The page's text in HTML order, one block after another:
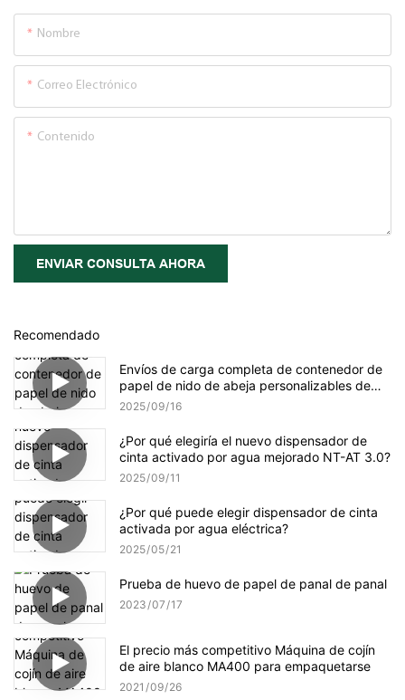
Nombre
Correo Electrónico
Contenido
ENVIAR CONSULTA AHORA
Recomendado
Envíos de carga completa de contenedor de
papel de nido de abeja personalizables de
YJNPACK
2025 09 16
¿Por qué elegiría el nuevo dispensador de
cinta activado por agua mejorado NT-AT 3.0?
2025 09 11
¿Por qué puede elegir dispensador de cinta
activada por agua eléctrica?
2025 05 21
Prueba de huevo de papel de panal de panal
2023 07 17
El precio más competitivo Máquina de cojín
de aire blanco MA400 para empaquetarse
2021 09 26